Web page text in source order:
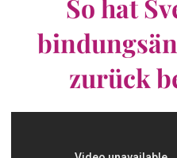
So hat
zurück